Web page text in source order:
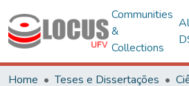
Communities
&
Collections
Home Teses e Dissertações